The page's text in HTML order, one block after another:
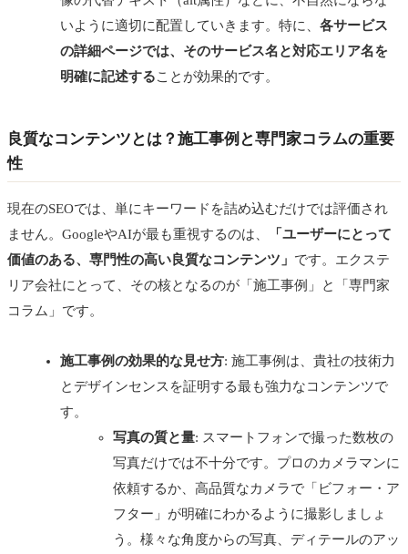
いように適切に配置していきます。特に、 各サービス
の詳細ページでは、そのサービス名と対応エリア名を
明確に記述することが効果的です。
良質なコンテンツとは？施工事例と専門家コラムの重要
性
現在のSEOでは、単にキーワードを詰め込むだけでは評価され
ません。GoogleやAIが最も重視するのは、
「ユーザーにとって
価値のある、専門性の高い良質なコンテンツ」 です。エクステ
リア会社にとって、その核となるのが「施工事例」と「専門家
コラム」です。
施工事例の効果的な見せ方: 施工事例は、貴社の技術力
とデザインセンスを証明する最も強力なコンテンツで
す。
写真の質と量: スマートフォンで撮った数枚の
写真だけでは不十分です。プロのカメラマンに
依頼するか、高品質なカメラで「ビフォー・ア
フター」が明確にわかるように撮影しましょ
う。様々な角度からの写真、ディテールのアッ